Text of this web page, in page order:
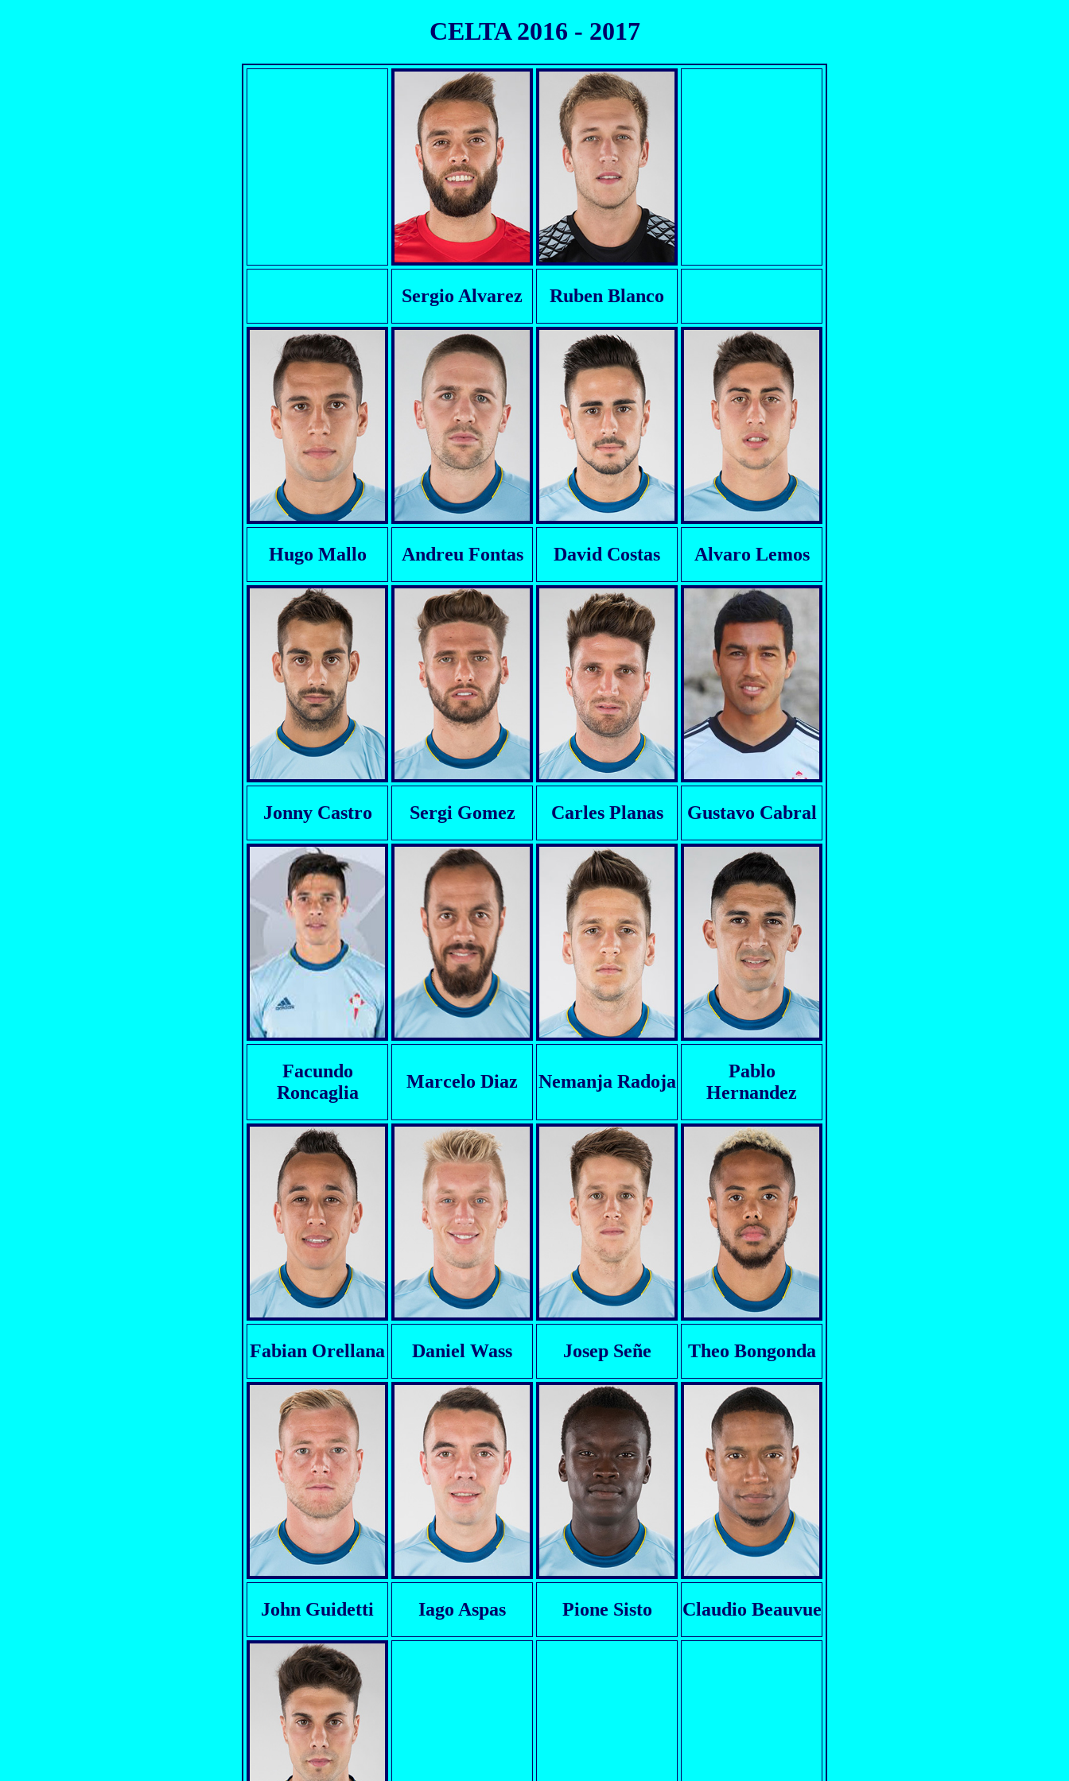
CELTA 2016 - 2017
Sergio Alvarez Ruben Blanco
Hugo Mallo Andreu Fontas David Costas Alvaro Lemos
Jonny Castro Sergi Gomez Carles Planas Gustavo Cabral
Facundo
Roncaglia
Marcelo Diaz Nemanja Radoja
Pablo
Hernandez
Fabian Orellana Daniel Wass Josep Señe Theo Bongonda
John Guidetti Iago Aspas Pione Sisto Claudio Beauvue